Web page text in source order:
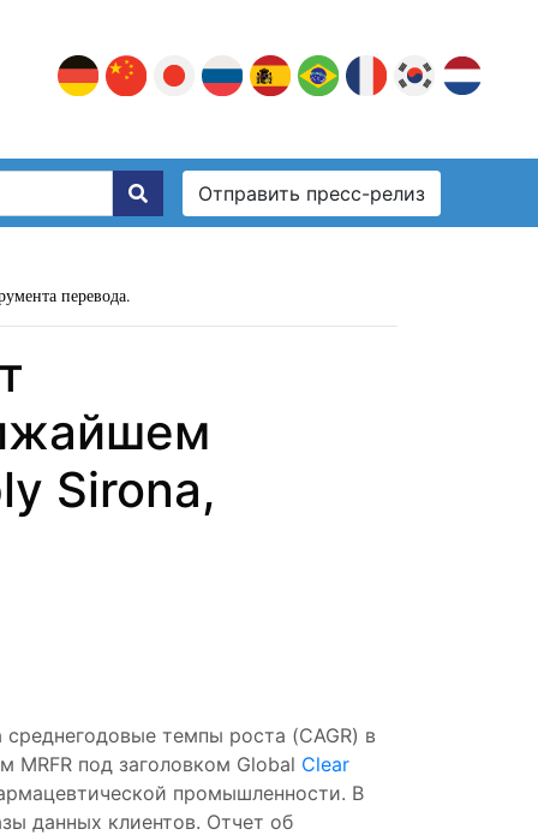
Отправить пресс-релиз
перевода.
Sirona,
темпы роста (CAGR) в
MRFR под заголовком Global Clear
промышленности. В
данных клиентов. Отчет об